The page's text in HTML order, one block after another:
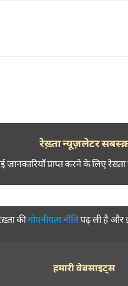
रेख़्ता न्यूज़लेटर
जानकारियाँ प्राप्त करने के लिए
कीगोपनीयता नीतिपढ़ ली है और
हमारी वेबसाइट्स